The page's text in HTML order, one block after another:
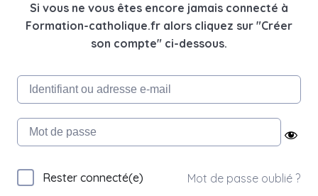
Si vous ne vous êtes encore jamais connecté à
Formation-catholique.fr alors cliquez sur "Créer
son compte" ci-dessous.
Rester connecté(e) Mot de passe oublié ?